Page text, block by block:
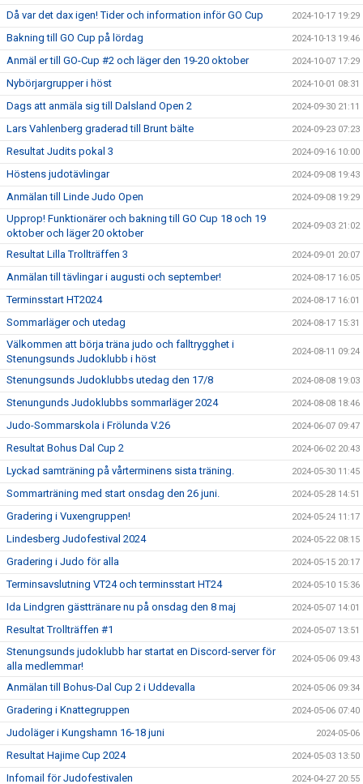
Då var det dax igen! Tider och information inför GO Cup 2024-10-17 19:29
Bakning till GO Cup på lördag 2024-10-13 19:46
Anmäl er till GO-Cup #2 och läger den 19-20 oktober 2024-10-07 17:29
Nybörjargrupper i höst 2024-10-01 08:31
Dags att anmäla sig till Dalsland Open 2 2024-09-30 21:11
Lars Vahlenberg graderad till Brunt bälte 2024-09-23 07:23
Resultat Judits pokal 3 2024-09-16 10:00
Höstens judotävlingar 2024-09-08 19:43
Anmälan till Linde Judo Open 2024-09-08 19:29
Upprop! Funktionärer och bakning till GO Cup 18 och 19
oktober och läger 20 oktober
2024-09-03 21:02
Resultat Lilla Trollträffen 3 2024-09-01 20:07
Anmälan till tävlingar i augusti och september! 2024-08-17 16:05
Terminsstart HT2024 2024-08-17 16:01
Sommarläger och utedag 2024-08-17 15:31
Välkommen att börja träna judo och falltrygghet i
Stenungsunds Judoklubb i höst
2024-08-11 09:24
Stenungsunds Judoklubbs utedag den 17/8 2024-08-08 19:03
Stenungunds Judoklubbs sommarläger 2024 2024-08-08 18:46
Judo-Sommarskola i Frölunda V.26 2024-06-07 09:47
Resultat Bohus Dal Cup 2 2024-06-02 20:43
Lyckad samträning på vårterminens sista träning. 2024-05-30 11:45
Sommarträning med start onsdag den 26 juni. 2024-05-28 14:51
Gradering i Vuxengruppen! 2024-05-24 11:17
Lindesberg Judofestival 2024 2024-05-22 08:15
Gradering i Judo för alla 2024-05-15 20:17
Terminsavslutning VT24 och terminsstart HT24 2024-05-10 15:36
Ida Lindgren gästtränare nu på onsdag den 8 maj 2024-05-07 14:01
Resultat Trollträffen #1 2024-05-07 13:51
Stenungsunds judoklubb har startat en Discord-server för
alla medlemmar!
2024-05-06 09:43
Anmälan till Bohus-Dal Cup 2 i Uddevalla 2024-05-06 09:34
Gradering i Knattegruppen 2024-05-06 07:40
Judoläger i Kungshamn 16-18 juni 2024-05-06
Resultat Hajime Cup 2024 2024-05-03 13:50
Infomail för Judofestivalen 2024-04-27 20:55